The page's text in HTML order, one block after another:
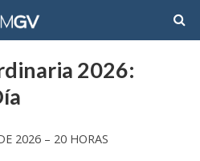
2026:
2026 – 20 HORAS